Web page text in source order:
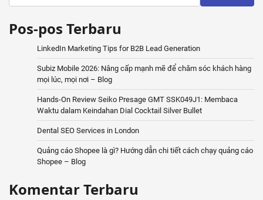
Pos-pos Terbaru
LinkedIn Marketing Tips for B2B Lead Generation
Subiz Mobile 2026: Nâng cấp mạnh mẽ để chăm sóc khách hàng
mọi lúc, mọi nơi – Blog
Hands-On Review Seiko Presage GMT SSK049J1: Membaca
Waktu dalam Keindahan Dial Cocktail Silver Bullet
Dental SEO Services in London
Quảng cáo Shopee là gì? Hướng dẫn chi tiết cách chạy quảng cáo
Shopee – Blog
Komentar Terbaru